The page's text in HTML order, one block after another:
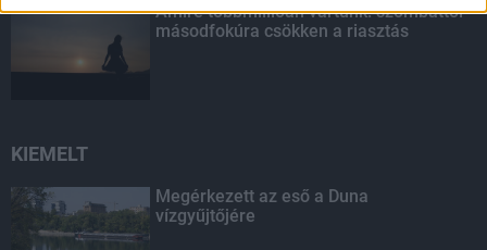
Amire többmillióan vártunk: szombattól
másodfokúra csökken a riasztás
KIEMELT
Megérkezett az eső a Duna
vízgyűjtőjére